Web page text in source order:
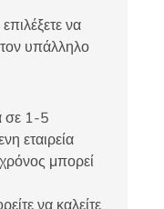
να
υπάλληλο
σε 1-5
εταιρεία
μπορεί
να καλείτε